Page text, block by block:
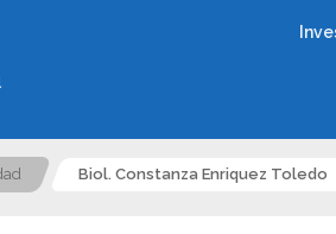
Biol. Constanza Enriquez Toledo